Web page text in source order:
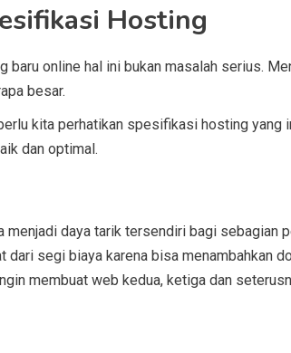
Hosting
baru online hal ini bukan masalah serius.
besar.
kita perhatikan spesifikasi hosting yang
dan optimal.
menjadi daya tarik tersendiri bagi sebagian
dari segi biaya karena bisa menambahkan
membuat web kedua, ketiga dan